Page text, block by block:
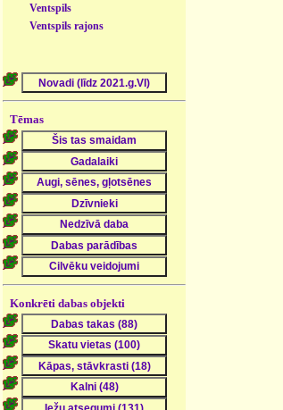
Ventspils
Ventspils rajons
Tēmas
Konkrēti dabas objekti